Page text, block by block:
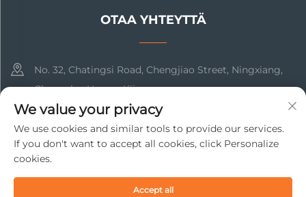
OTAA YHTEYTTÄ
No. 32, Chatingsi Road, Chengjiao Street, Ningxiang,
Changsha, Hunan, Kiina
+86-17369211460
[email protected]
Copyright © 2025 Changsha Beto New Material Technology Co.,
We value your privacy
We use cookies and similar tools to provide our services.
If you don't want to accept all cookies, click Personalize
cookies.
Accept all